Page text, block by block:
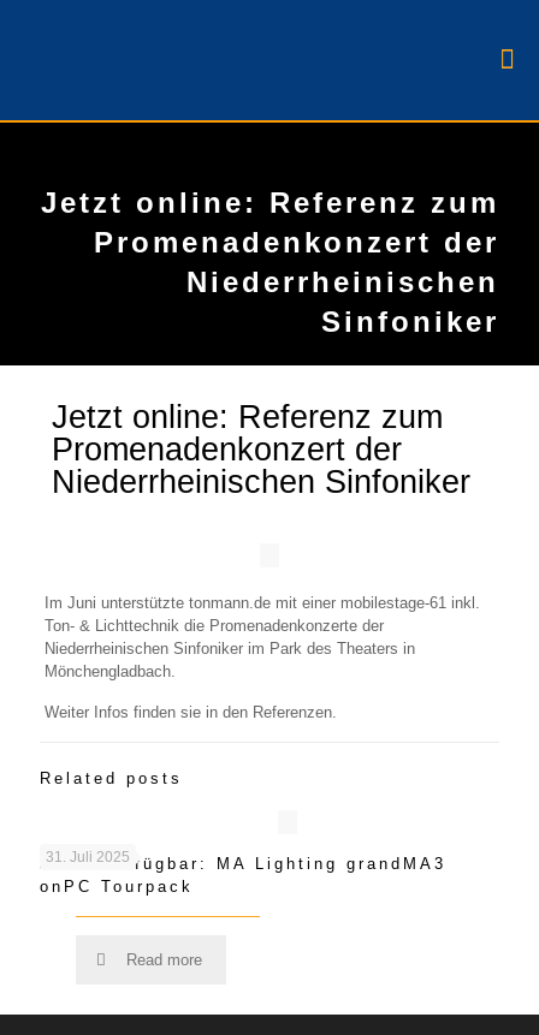
Jetzt online: Referenz zum
Promenadenkonzert der
Niederrheinischen
Sinfoniker
Jetzt online: Referenz zum
Promenadenkonzert der
Niederrheinischen Sinfoniker
Im Juni unterstützte tonmann.de mit einer mobilestage-61 inkl.
Ton- & Lichttechnik die Promenadenkonzerte der
Niederrheinischen Sinfoniker im Park des Theaters in
Mönchengladbach.
Weiter Infos finden sie in den Referenzen.
Related posts
31. Juli 2025
Jetzt Verfügbar: MA Lighting grandMA3
onPC Tourpack
Read more